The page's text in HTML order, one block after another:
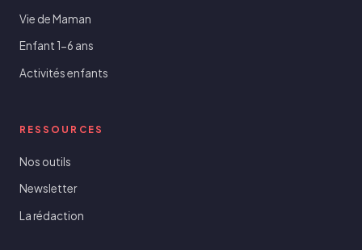
Vie de Maman
Enfant 1-6 ans
Activités enfants
RESSOURCES
Nos outils
Newsletter
La rédaction